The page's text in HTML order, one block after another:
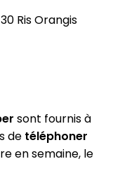
Ris Orangis
sont fournis à
de téléphoner
en semaine, le